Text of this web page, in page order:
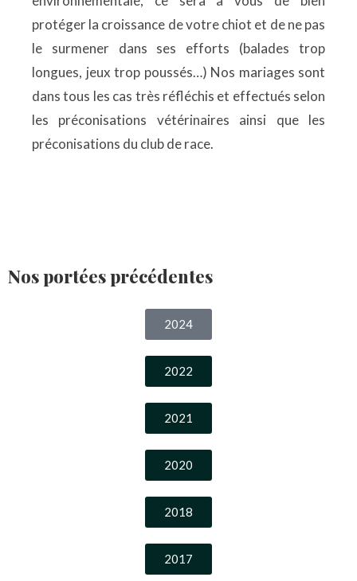
protéger la croissance de votre chiot et de ne pas
le surmener dans ses efforts (balades trop
longues, jeux trop poussés…) Nos mariages sont
dans tous les cas très réfléchis et effectués selon
les préconisations vétérinaires ainsi que les
préconisations du club de race.
Nos portées précédentes
2024
2022
2021
2020
2018
2017